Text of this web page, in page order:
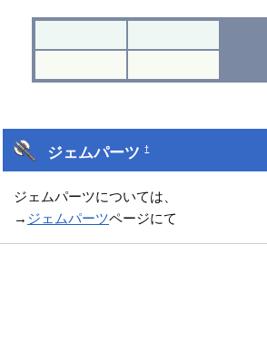
ジェムパーツ†
ジェムパーツについては、
→ ジェムパーツページにて